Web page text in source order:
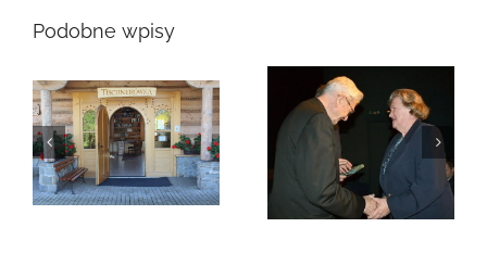
Podobne wpisy
Zmarła Genowefa
Sikora
Zmarła Wanda
Czubernatowa